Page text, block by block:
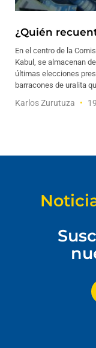
¿Quién
En el centro de la
Kabul, se almacenan
últimas elecciones
barracones de uralita
Karlos Zurutuza